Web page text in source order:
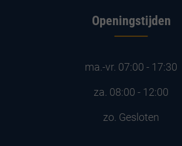
Openingstijden
ma.-vr. 07:00 - 17:30
za. 08:00 - 12:00
zo. Gesloten